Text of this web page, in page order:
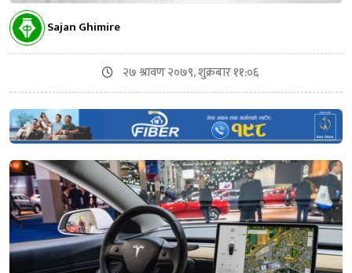
Sajan Ghimire
२७ श्रावण २०७९, शुक्रबार ११:०६